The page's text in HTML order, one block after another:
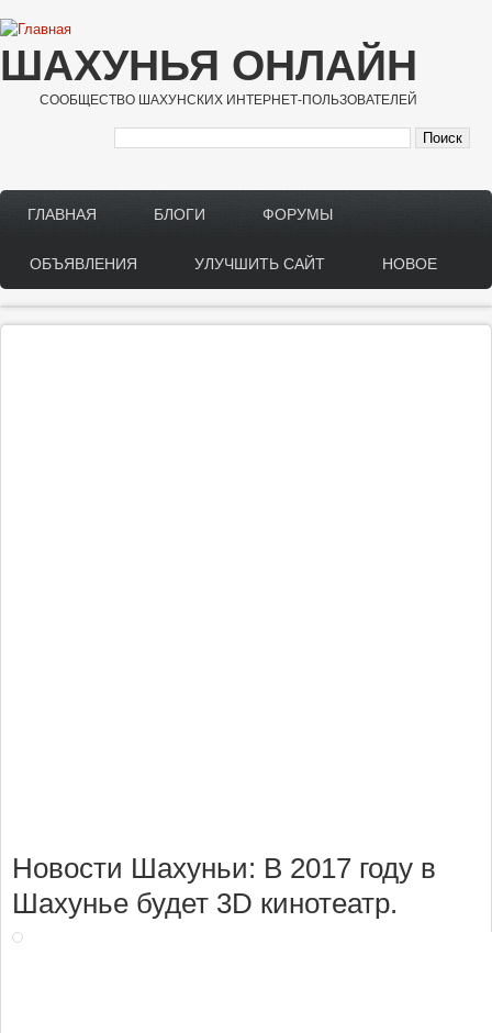
Перейти к основному содержанию
ШАХУНЬЯ ОНЛАЙН
СООБЩЕСТВО ШАХУНСКИХ ИНТЕРНЕТ-ПОЛЬЗОВАТЕЛЕЙ
Main menu
ГЛАВНАЯ БЛОГИ ФОРУМЫ
ОБЪЯВЛЕНИЯ УЛУЧШИТЬ САЙТ НОВОЕ
Новости Шахуньи: В 2017 году в
Шахунье будет 3D кинотеатр.
Шахунье
будет
3D
кинотеатр.